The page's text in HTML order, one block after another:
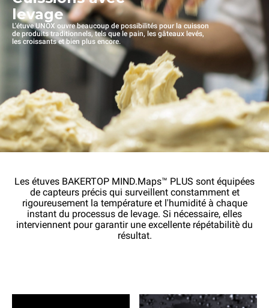
levage
L'étuve UNOX ouvre beaucoup de possibilités pour la cuisson
de produits traditionnels, tels que le pain, les gâteaux levés,
les croissants et bien plus encore.
Les étuves BAKERTOP MIND.Maps™ PLUS sont équipées
de capteurs précis qui surveillent constamment et
rigoureusement la température et l'humidité à chaque
instant du processus de levage. Si nécessaire, elles
interviennent pour garantir une excellente répétabilitè du
résultat.